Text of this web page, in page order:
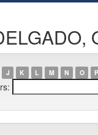
J K L M N O P